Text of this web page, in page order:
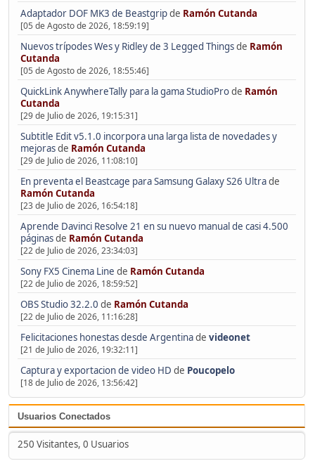
Adaptador DOF MK3 de Beastgripde Ramón Cutanda
[05 de Agosto de 2026, 18:59:19]
Nuevos trípodes Wes y Ridley de 3 Legged Thingsde Ramón
Cutanda
[05 de Agosto de 2026, 18:55:46]
QuickLink AnywhereTally para la gama StudioProde Ramón
Cutanda
[29 de Julio de 2026, 19:15:31]
Subtitle Edit v5.1.0 incorpora una larga lista de novedades y
mejorasde Ramón Cutanda
[29 de Julio de 2026, 11:08:10]
En preventa el Beastcage para Samsung Galaxy S26 Ultrade
Ramón Cutanda
[23 de Julio de 2026, 16:54:18]
Aprende Davinci Resolve 21 en su nuevo manual de casi 4.500
páginasde Ramón Cutanda
[22 de Julio de 2026, 23:34:03]
Sony FX5 Cinema Line de Ramón Cutanda
[22 de Julio de 2026, 18:59:52]
OBS Studio 32.2.0 de Ramón Cutanda
[22 de Julio de 2026, 11:16:28]
Felicitaciones honestas desde Argentinade videonet
[21 de Julio de 2026, 19:32:11]
Captura y exportacion de video HD de Poucopelo
[18 de Julio de 2026, 13:56:42]
Usuarios Conectados
250 Visitantes, 0 Usuarios